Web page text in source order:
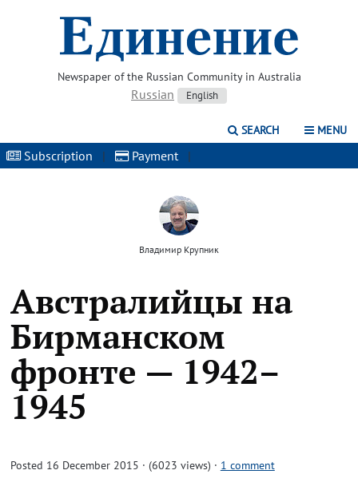
Newspaper of the Russian Community in Australia
Russian English
SEARCH MENU
Subscription | Payment |
Владимир Крупник
Австралийцы на
Бирманском
фронте — 1942–
1945
Posted 16 December 2015 · (6023 views) · 1 comment